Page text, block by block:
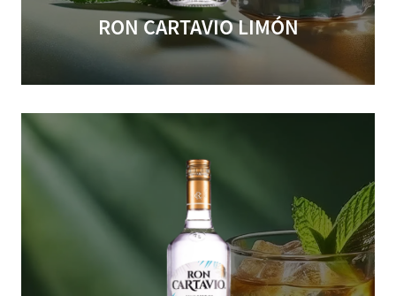
RON CARTAVIO LIMÓN